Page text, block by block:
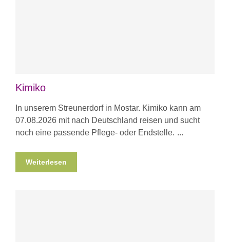
Kimiko
In unserem Streunerdorf in Mostar. Kimiko kann am
07.08.2026 mit nach Deutschland reisen und sucht
noch eine passende Pflege- oder Endstelle.
Weiterlesen